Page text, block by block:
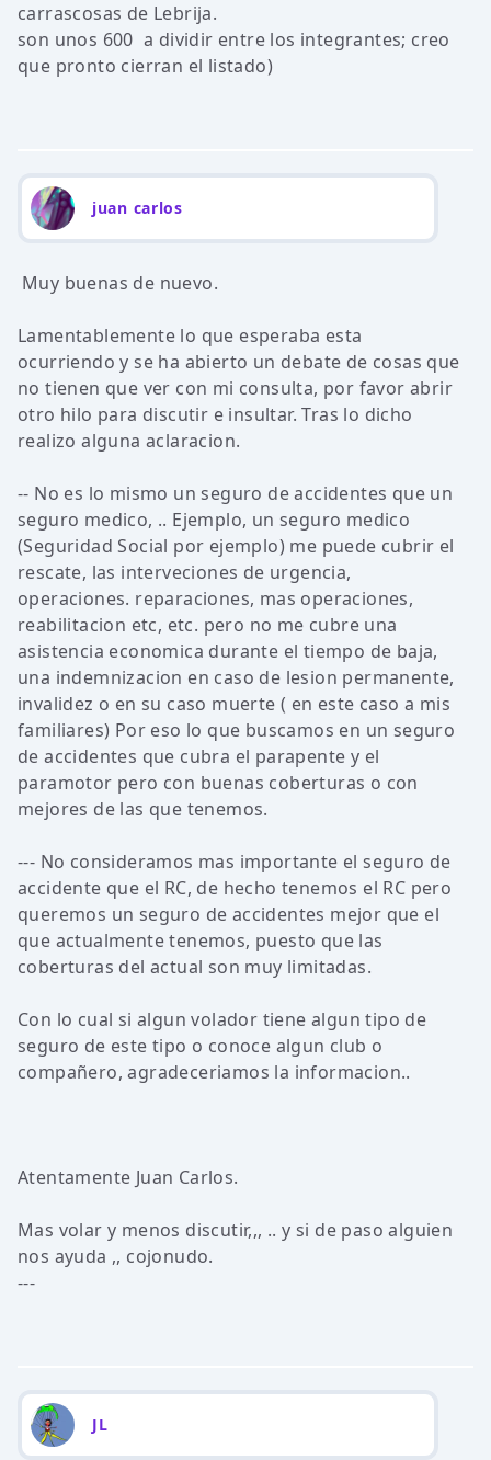
carrascosas de Lebrija.
son unos 600  a dividir entre los integrantes; creo
que pronto cierran el listado)
juan carlos
Muy buenas de nuevo.
Lamentablemente lo que esperaba esta
ocurriendo y se ha abierto un debate de cosas que
no tienen que ver con mi consulta, por favor abrir
otro hilo para discutir e insultar. Tras lo dicho
realizo alguna aclaracion.
-- No es lo mismo un seguro de accidentes que un
seguro medico, .. Ejemplo, un seguro medico
(Seguridad Social por ejemplo) me puede cubrir el
rescate, las interveciones de urgencia,
operaciones. reparaciones, mas operaciones,
reabilitacion etc, etc. pero no me cubre una
asistencia economica durante el tiempo de baja,
una indemnizacion en caso de lesion permanente,
invalidez o en su caso muerte ( en este caso a mis
familiares) Por eso lo que buscamos en un seguro
de accidentes que cubra el parapente y el
paramotor pero con buenas coberturas o con
mejores de las que tenemos.
--- No consideramos mas importante el seguro de
accidente que el RC, de hecho tenemos el RC pero
queremos un seguro de accidentes mejor que el
que actualmente tenemos, puesto que las
coberturas del actual son muy limitadas.
Con lo cual si algun volador tiene algun tipo de
seguro de este tipo o conoce algun club o
compañero, agradeceriamos la informacion..
Atentamente Juan Carlos.
Mas volar y menos discutir,,, .. y si de paso alguien
nos ayuda ,, cojonudo.
---
JL